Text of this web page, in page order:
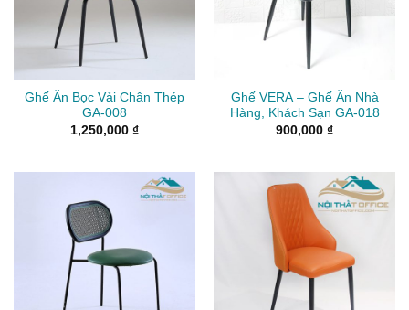
Ghế Ăn Bọc Vải Chân Thép
GA-008
1,250,000 ₫
Ghế VERA – Ghế Ăn Nhà
Hàng, Khách Sạn GA-018
900,000 ₫